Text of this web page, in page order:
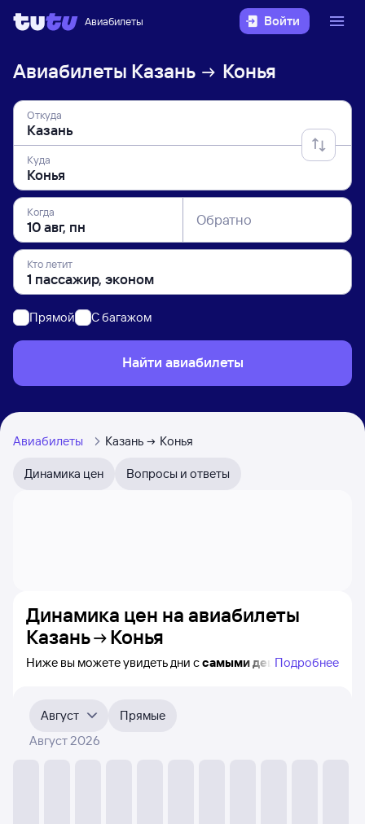
Авиабилеты Войти
Авиабилеты Казань Конья
Откуда
Куда
Когда Обратно
Кто летит
Прямой C багажом
Найти авиабилеты
Авиабилеты Казань Конья
Динамика цен Вопросы и ответы
Динамика цен на авиабилеты
Казань
Конья
Ниже вы можете увидеть дни ссамыми дешёвыми
Выберите дату, перейдите по клику к поиску билетов
на самолёт и просмотру
Подробнее
Август
Прямые
Август 2026